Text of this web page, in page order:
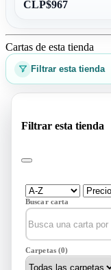
CLP$967
Cartas de esta tienda
Filtrar esta tienda
Filtrar esta tienda
Buscar carta
Carpetas (0)